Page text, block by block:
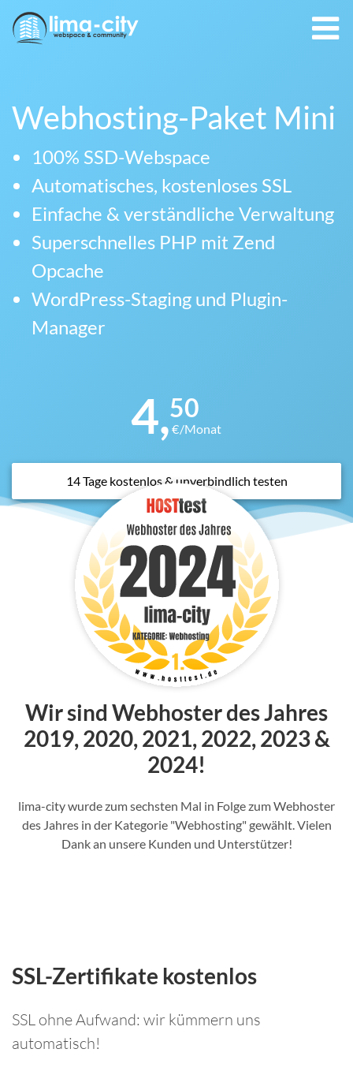
Webhosting-Paket Mini
100% SSD-Webspace
Automatisches, kostenloses SSL
Einfache & verständliche Verwaltung
Superschnelles PHP mit Zend
Opcache
WordPress-Staging und Plugin-
Manager
4,50
€/Monat
14 Tage kostenlos & unverbindlich testen
Wir sind Webhoster des Jahres
2019, 2020, 2021, 2022, 2023 &
2024!
lima-city wurde zum sechsten Mal in Folge zum Webhoster
des Jahres in der Kategorie "Webhosting" gewählt. Vielen
Dank an unsere Kunden und Unterstützer!
SSL-Zertifikate kostenlos
SSL ohne Aufwand: wir kümmern uns
automatisch!